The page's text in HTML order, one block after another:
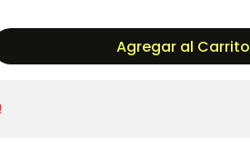
Agregar al Carrito